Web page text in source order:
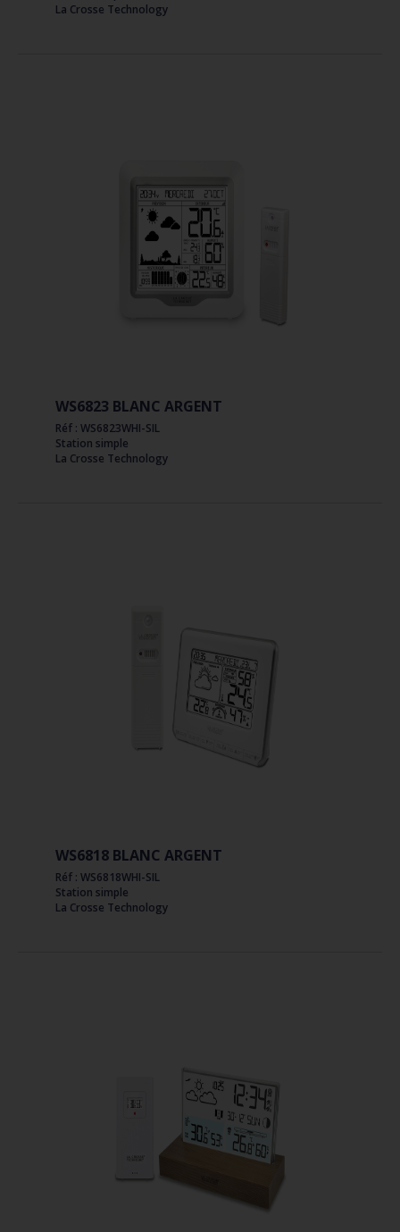
La Crosse Technology
WS6823 BLANC ARGENT
Réf : WS6823WHI-SIL
Station simple
La Crosse Technology
WS6818 BLANC ARGENT
Réf : WS6818WHI-SIL
Station simple
La Crosse Technology